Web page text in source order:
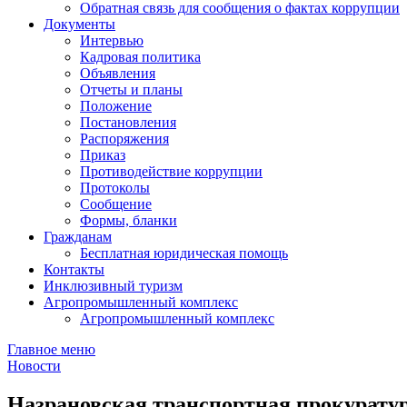
Обратная связь для сообщения о фактах коррупции
Документы
Интервью
Кадровая политика
Объявления
Отчеты и планы
Положение
Постановления
Распоряжения
Приказ
Противодействие коррупции
Протоколы
Сообщение
Формы, бланки
Гражданам
Бесплатная юридическая помощь
Контакты
Инклюзивный туризм
Агропромышленный комплекс
Агропромышленный комплекс
Главное меню
Новости